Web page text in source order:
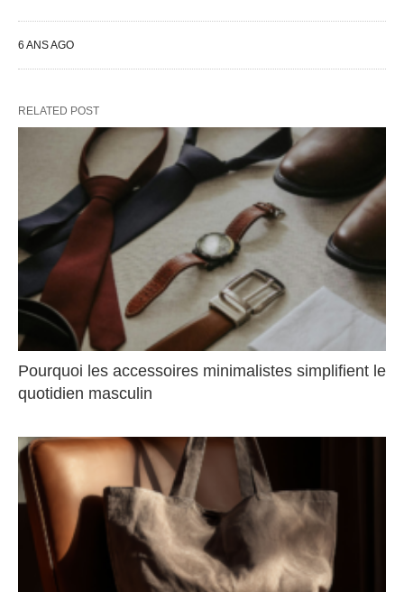
6 ANS AGO
RELATED POST
Pourquoi les accessoires minimalistes simplifient le
quotidien masculin